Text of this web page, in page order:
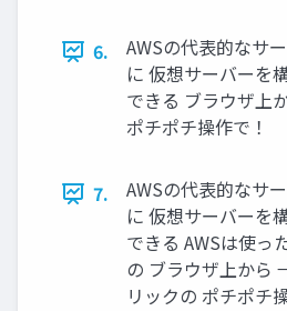
6.
AWSの代表的なサ
に 仮想サーバーを
できる ブラウザ上
ポチポチ操作で！
7.
AWSの代表的なサ
に 仮想サーバーを
できる AWSは使っ
の ブラウザ上から
リックの ポチポチ